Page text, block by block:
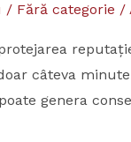
/ Fără categorie /
câteva
genera